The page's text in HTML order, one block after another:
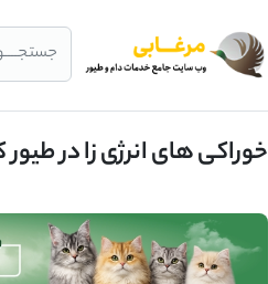
خوراکی های انرژی زا در طیور